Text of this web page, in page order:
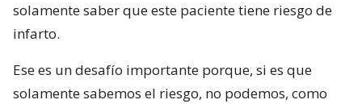
solamente saber que este paciente tiene riesgo de
infarto.
Ese es un desafío importante porque, si es que
solamente sabemos el riesgo, no podemos, como